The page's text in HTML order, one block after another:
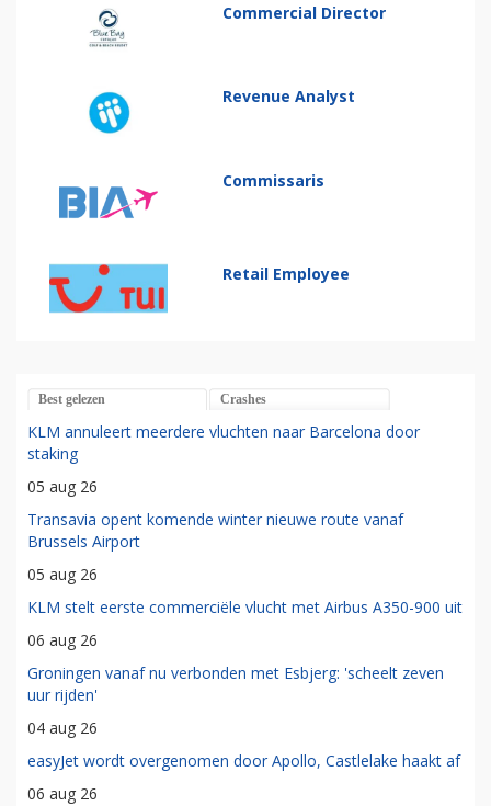
Commercial Director
Revenue Analyst
Commissaris
Retail Employee
Best gelezen Crashes
KLM annuleert meerdere vluchten naar Barcelona door
staking
05 aug 26
Transavia opent komende winter nieuwe route vanaf
Brussels Airport
05 aug 26
KLM stelt eerste commerciële vlucht met Airbus A350-900 uit
06 aug 26
Groningen vanaf nu verbonden met Esbjerg: 'scheelt zeven
uur rijden'
04 aug 26
easyJet wordt overgenomen door Apollo, Castlelake haakt af
06 aug 26